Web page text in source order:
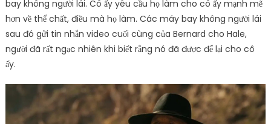
bay không người lái. Cô ấy yêu cầu họ làm cho cô ấy mạnh mẽ
hơn về thể chất, điều mà họ làm. Các máy bay không người lái
sau đó gửi tin nhắn video cuối cùng của Bernard cho Hale,
người đã rất ngạc nhiên khi biết rằng nó đã được để lại cho cô
ấy.